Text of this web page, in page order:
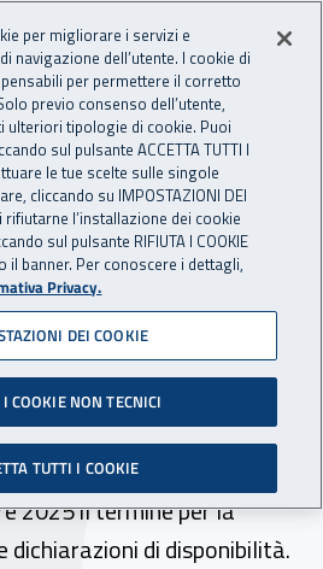
Nazionale
Apri cerca
principale
in: Scadenza
per incarico a
n. 25
medica del
Brindisi
2025 il termine per la
dichiarazioni di disponibilità.
per migliorare i servizi e
navigazione dell’utente. I cookie di
per permettere il corretto
previo consenso dell’utente,
tipologie di cookie. Puoi
sul pulsante ACCETTA TUTTI I
le tue scelte sulle singole
cliccando su IMPOSTAZIONI DEI
rifiutarne l’installazione dei cookie
sul pulsante RIFIUTA I COOKIE
il banner. Per conoscere i dettagli,
Privacy.
DEI COOKIE
COOKIE NON TECNICI
TUTTI I COOKIE